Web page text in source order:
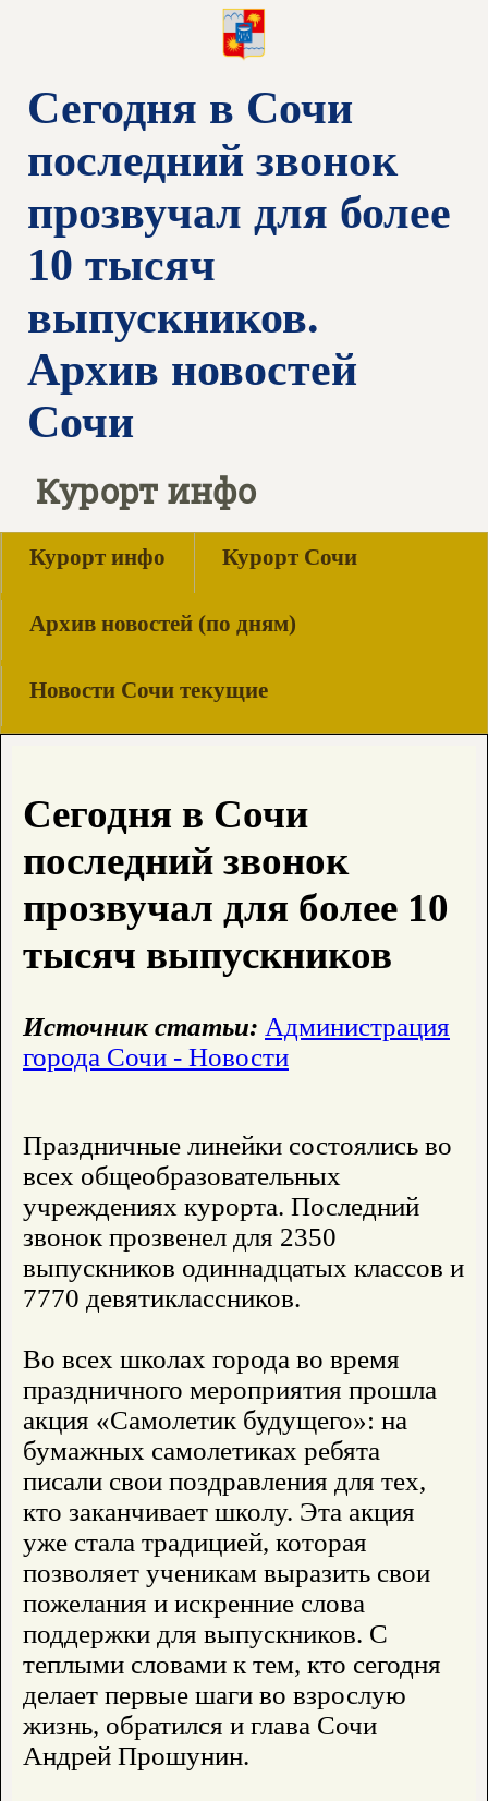
Сегодня в Сочи
последний звонок
прозвучал для более
10 тысяч
выпускников.
Архив новостей
Сочи
Курорт инфо
Курорт инфо Курорт Сочи
Архив новостей (по дням)
Новости Сочи текущие
Сегодня в Сочи
последний звонок
прозвучал для более 10
тысяч выпускников
Источник статьи: Администрация
города Сочи - Новости
Праздничные линейки состоялись во
всех общеобразовательных
учреждениях курорта. Последний
звонок прозвенел для 2350
выпускников одиннадцатых классов и
7770 девятиклассников.
Во всех школах города во время
праздничного мероприятия прошла
акция «Самолетик будущего»: на
бумажных самолетиках ребята
писали свои поздравления для тех,
кто заканчивает школу. Эта акция
уже стала традицией, которая
позволяет ученикам выразить свои
пожелания и искренние слова
поддержки для выпускников. С
теплыми словами к тем, кто сегодня
делает первые шаги во взрослую
жизнь, обратился и глава Сочи
Андрей Прошунин.